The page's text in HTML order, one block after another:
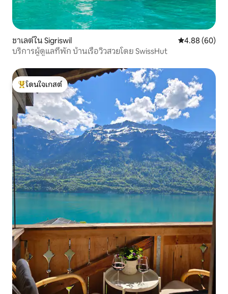
ชาเลต์ใน Sigriswil คะแนนเฉลี่ย
4.88 (60)
บริการผู้ดูแลที่พัก บ้านเรือวิวสวยโดย SwissHut
โดนใจเกสต์ที่สุด
โดนใจเกสต์